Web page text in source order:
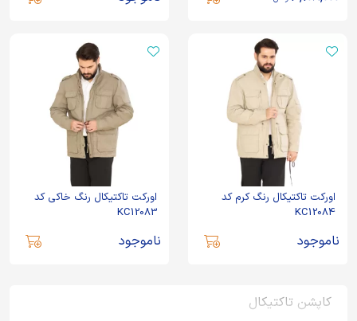
اورکت تاکتیکال رنگ کرم کد
KC12084
ناموجود
اورکت تاکتیکال رنگ خاکی کد
KC12083
ناموجود
کاپشن تاکتیکال